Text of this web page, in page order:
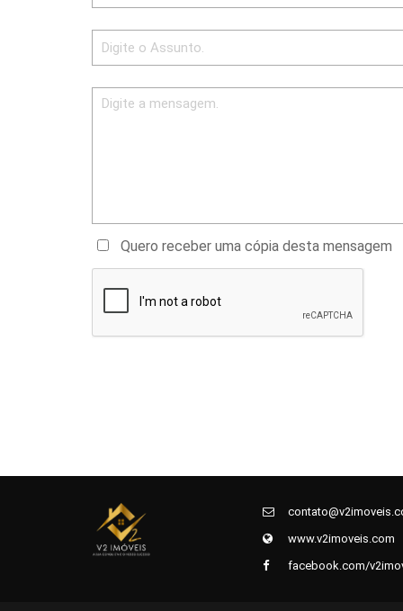
Quero receber uma cópia desta mensagem
www.v2imoveis.com
facebook.com/